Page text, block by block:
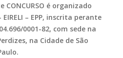
CONCURSO é organizado
– EPP, inscrita perante
0001-82, com sede na
na Cidade de São